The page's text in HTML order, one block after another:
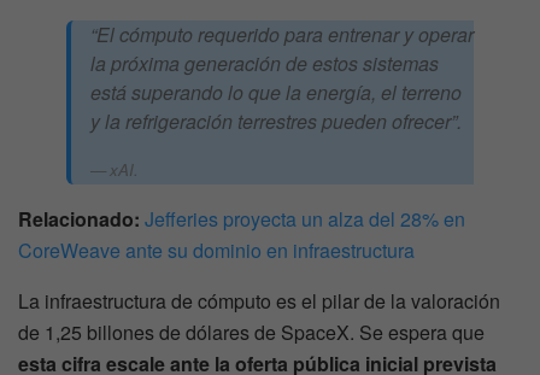
“El cómputo requerido para entrenar y operar
la próxima generación de estos sistemas
está superando lo que la energía, el terreno
y la refrigeración terrestres pueden ofrecer”.
xAI.
Relacionado: Jefferies proyecta un alza del 28% en
CoreWeave ante su dominio en infraestructura
La infraestructura de cómputo es el pilar de la valoración
de 1,25 billones de dólares de SpaceX. Se espera que
esta cifra escale ante la oferta pública inicial prevista